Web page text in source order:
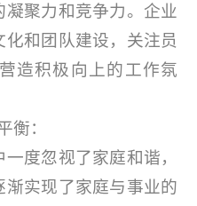
聚力和竞争力。企业
和团队建设，关注员
造积极向上的工作氛
：
度忽视了家庭和谐，
实现了家庭与事业的